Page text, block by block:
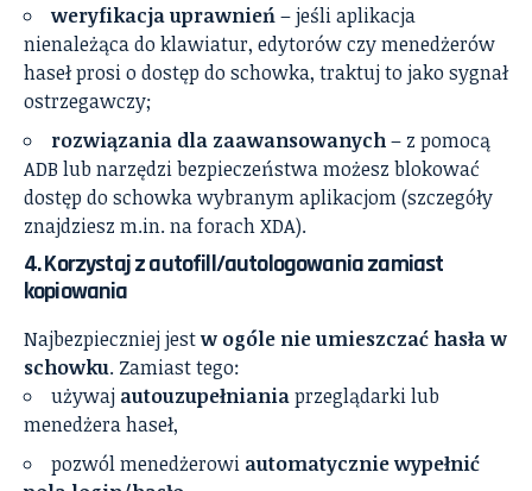
weryfikacja uprawnień– jeśli aplikacja
nienależąca do klawiatur, edytorów czy menedżerów
haseł prosi o dostęp do schowka, traktuj to jako sygnał
ostrzegawczy;
rozwiązania dla zaawansowanych– z pomocą
ADB lub narzędzi bezpieczeństwa możesz blokować
dostęp do schowka wybranym aplikacjom (szczegóły
znajdziesz m.in. na forach XDA).
4. Korzystaj z autofill/autologowania zamiast
kopiowania
Najbezpieczniej jestw ogóle nie umieszczać hasła w
schowku. Zamiast tego:
używaj autouzupełnianiaprzeglądarki lub
menedżera haseł,
pozwól menedżerowi automatycznie wypełnić